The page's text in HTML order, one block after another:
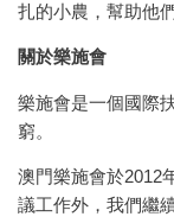
扎的小農，幫助他
關於樂施會
樂施會是一個國際
窮。
澳門樂施會於2012
議工作外，我們繼